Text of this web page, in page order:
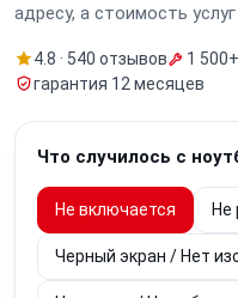
адресу, а стоимость
4.8 · 540 отзывов
1
гарантия 12 месяцев
Что случилось с
Не включается Не
Черный экран / Нет